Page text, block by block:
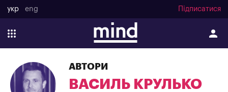
укр eng Підписатися
АВТОРИ
ВАСИЛЬ КРУЛЬКО